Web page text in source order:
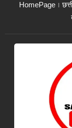
HomePage